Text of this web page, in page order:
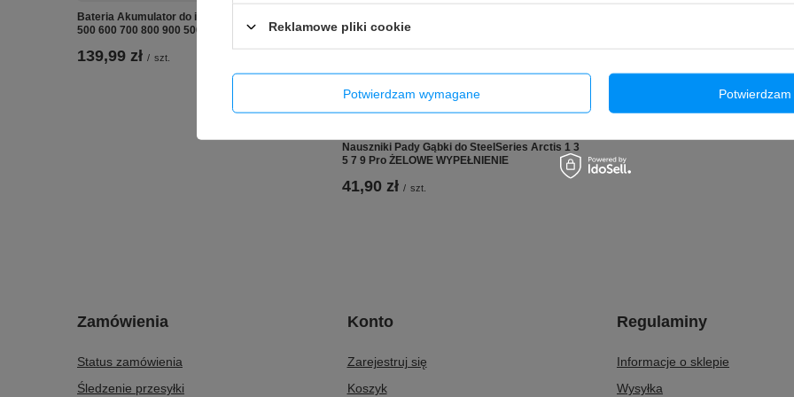
Bateria Akumulator do iRobot Roomba seria
500 600 700 800 900 5000mAh Ni-MH
139,99 zł / szt.
Nauszniki Pady Gąbki do SteelSeries Arctis 1 3
5 7 9 Pro ŻELOWE WYPEŁNIENIE
41,90 zł / szt.
Zamówienia
Status zamówienia
Śledzenie przesyłki
Konto
Zarejestruj się
Koszyk
Regulaminy
Informacje o sklepie
Wysyłka
Reklamowe pliki cookie
Potwierdzam wymagane